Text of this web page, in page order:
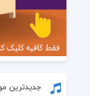
جدیدترین